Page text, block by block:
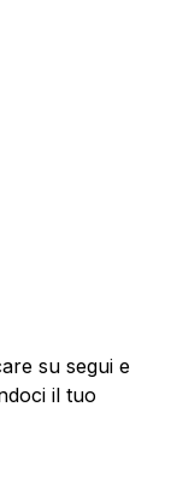
su segui e
il tuo